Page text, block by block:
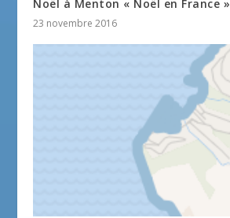
Noël à Menton « Noël en France »
23 novembre 2016